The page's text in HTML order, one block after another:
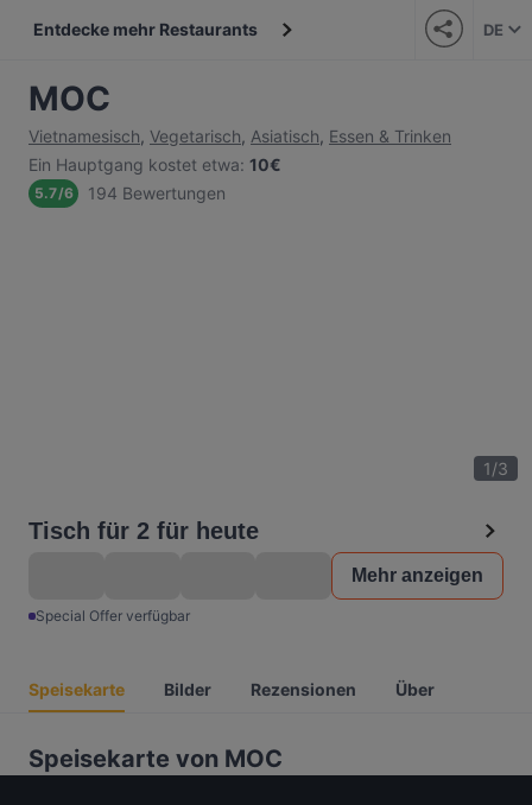
Entdecke mehr Restaurants DE
MOC
Vietnamesisch, Vegetarisch, Asiatisch, Essen & Trinken
Ein Hauptgang kostet etwa: 10€
5.7/6 194 Bewertungen
1/3
Tisch für 2 für heute
Mehr anzeigen
Special Offer verfügbar
Speisekarte Bilder Rezensionen Über
Speisekarte von MOC